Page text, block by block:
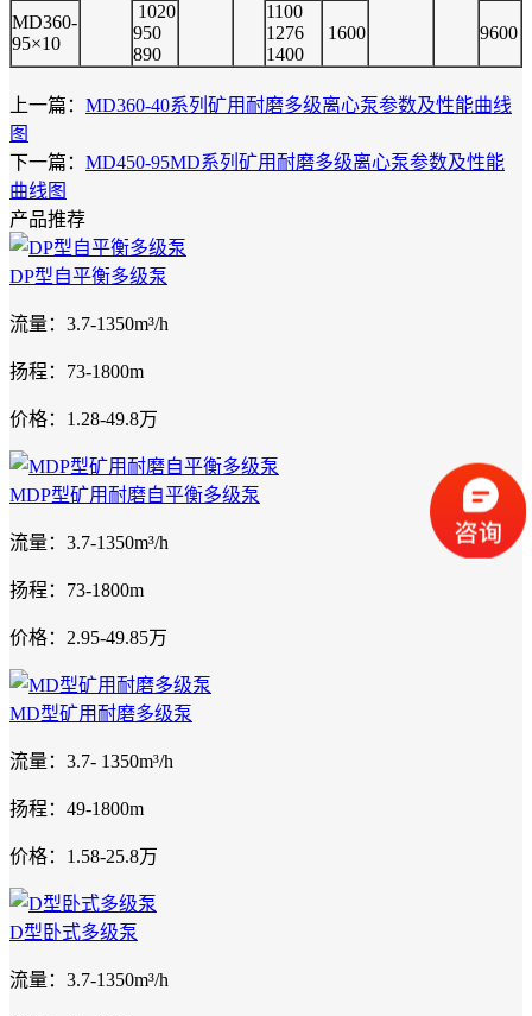
MD360-
95×10
1020
950
890
1100
1276
1400
1600 9600
上一篇： MD360-40系列矿用耐磨多级离心泵参数及性能曲线
图
下一篇： MD450-95MD系列矿用耐磨多级离心泵参数及性能
曲线图
产品推荐
DP型自平衡多级泵
流量：3.7-1350m³/h
扬程：73-1800m
价格：1.28-49.8万
MDP型矿用耐磨自平衡多级泵
流量：3.7-1350m³/h
扬程：73-1800m
价格：2.95-49.85万
MD型矿用耐磨多级泵
流量：3.7- 1350m³/h
扬程：49-1800m
价格：1.58-25.8万
D型卧式多级泵
流量：3.7-1350m³/h